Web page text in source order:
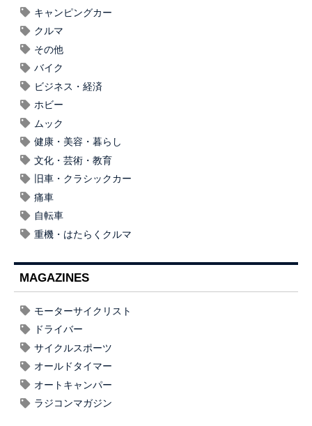
キャンピングカー
クルマ
その他
バイク
ビジネス・経済
ホビー
ムック
健康・美容・暮らし
文化・芸術・教育
旧車・クラシックカー
痛車
自転車
重機・はたらくクルマ
MAGAZINES
モーターサイクリスト
ドライバー
サイクルスポーツ
オールドタイマー
オートキャンパー
ラジコンマガジン